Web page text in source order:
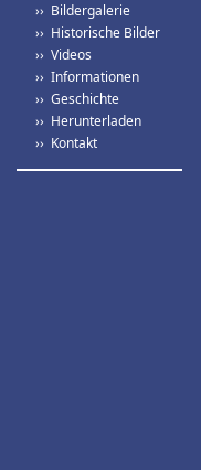
›› Bildergalerie
›› Historische Bilder
›› Videos
›› Informationen
›› Geschichte
›› Herunterladen
›› Kontakt